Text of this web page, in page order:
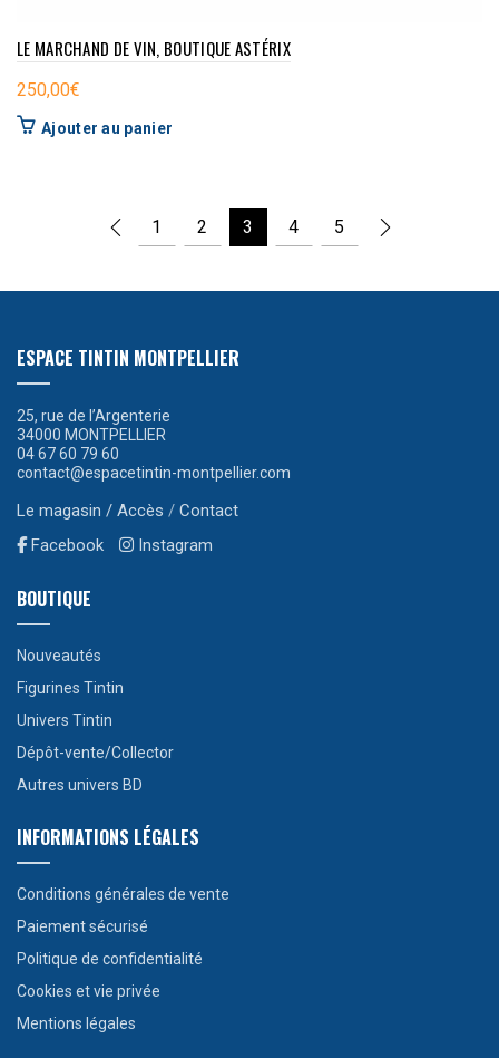
LE MARCHAND DE VIN, BOUTIQUE ASTÉRIX
250,00€
Ajouter au panier
1 2 3 4 5
ESPACE TINTIN MONTPELLIER
25, rue de l’Argenterie
34000 MONTPELLIER
04 67 60 79 60
contact@espacetintin-montpellier.com
Le magasin / Accès / Contact
Facebook
Instagram
BOUTIQUE
Nouveautés
Figurines Tintin
Univers Tintin
Dépôt-vente/Collector
Autres univers BD
INFORMATIONS LÉGALES
Conditions générales de vente
Paiement sécurisé
Politique de confidentialité
Cookies et vie privée
Mentions légales